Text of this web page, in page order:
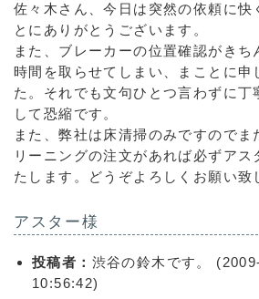
佐々木さん、今日は突然の依頼に快
とにありがとうございます。
また、ブレーカーの位置確認がきち
時間を取らせてしまい、まことに申
た。それでも文句ひとつ言わずに丁
して恐縮です。
また、弊社は床清掃のみですのでま
リーニングの注文があれば必ずアス
たします。どうぞよろしくお願い致
アスター様
投稿者： 渋谷の鈴木です。
10:56:42)